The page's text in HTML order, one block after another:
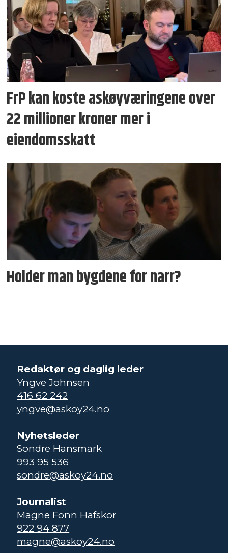
FrP kan koste askøyværingene over
22 millioner kroner mer i
eiendomsskatt
Holder man bygdene for narr?
Redaktør og daglig leder
Yngve Johnsen
416 62 242
yngve@askoy24.no
Nyhetsleder
Sondre Hansmark
993 95 536
sondre@askoy24.no
Journalist
Magne Fonn Hafskor
922 94 877
magne@askoy24.no